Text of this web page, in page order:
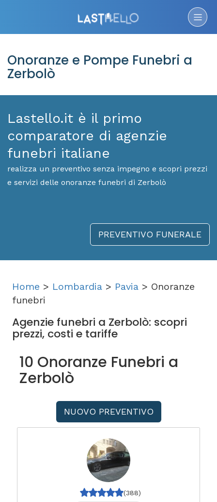
Onoranze e Pompe Funebri a
Zerbolò
Lastello.it è il primo
comparatore di agenzie
funebri italiane
realizza un preventivo senza impegno e scopri prezzi
e servizi delle onoranze funebri di Zerbolò
PREVENTIVO FUNERALE
Home > Lombardia > Pavia > Onoranze
funebri
Agenzie funebri a Zerbolò: scopri
prezzi, costi e tariffe
10 Onoranze Funebri a
Zerbolò
NUOVO PREVENTIVO
(388)